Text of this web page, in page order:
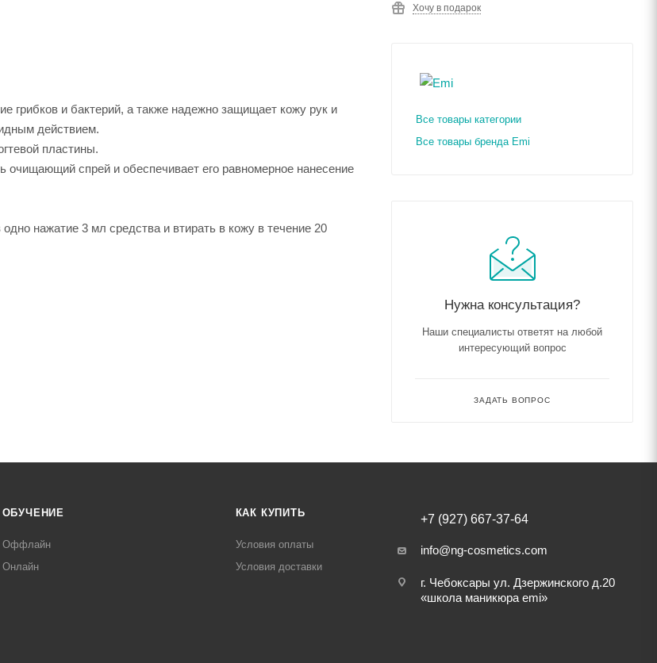
грибков и бактерий, а также надежно защищает кожу рук и
действием.
пластины.
очищающий спрей и обеспечивает его равномерное нанесение
нажатие 3 мл средства и втирать в кожу в течение 20
Хочу в подарок
Все товары категории
Все товары бренда Emi
Нужна консультация?
Наши специалисты ответят на любой
интересующий вопрос
ЗАДАТЬ ВОПРОС
ОБУЧЕНИЕ
Оффлайн
Онлайн
КАК КУПИТЬ
Условия оплаты
Условия доставки
+7 (927) 667-37-64
info@ng-cosmetics.com
г. Чебоксары ул. Дзержинского д.20
«школа маникюра emi»